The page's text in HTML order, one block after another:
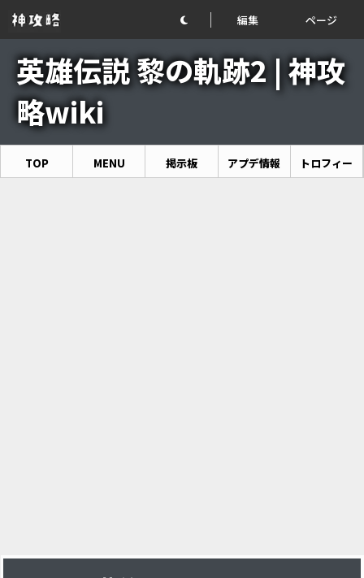
編集 ページ
英雄伝説 黎の軌跡2 | 神攻
略wiki
TOP MENU 掲示板 アプデ情報 トロフィー